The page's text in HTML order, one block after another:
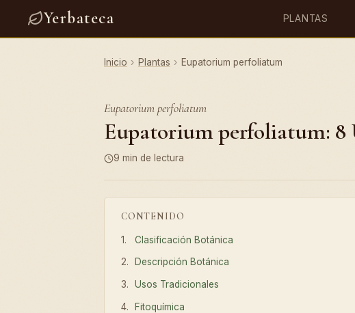
Yerbateca PLANTAS
Inicio › Plantas › Eupatorium perfoliatum
Eupatorium perfoliatum
Eupatorium perfoliatum: 8
9 min de lectura
CONTENIDO
Clasificación Botánica
Descripción Botánica
Usos Tradicionales
Fitoquímica